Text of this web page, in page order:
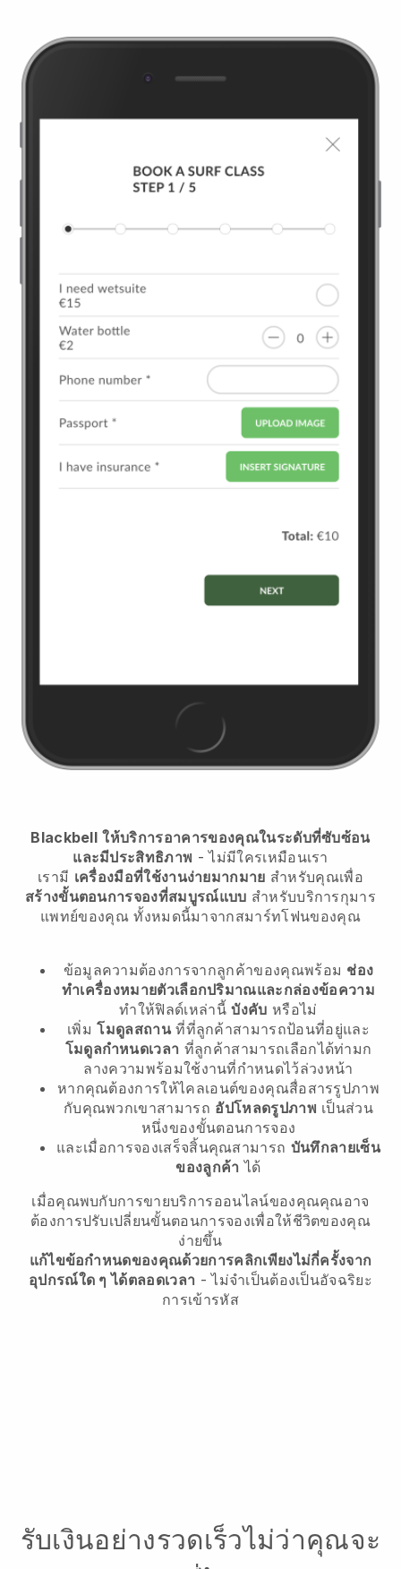
Blackbell ให้บริการอาคารของคุณในระดับที่ซับซ้อน
และมีประสิทธิภาพ - ไม่มีใครเหมือนเรา
เรามี เครื่องมือที่ใช้งานง่ายมากมาย สำหรับคุณเพื่อ
สร้างขั้นตอนการจองที่สมบูรณ์แบบ สำหรับบริการกุมาร
แพทย์ของคุณทั้งหมดนี้มาจากสมาร์ทโฟนของคุณ
ข้อมูลความต้องการจากลูกค้าของคุณพร้อม ช่อง
ทำเครื่องหมายตัวเลือกปริมาณและกล่องข้อความ
ทำให้ฟิลด์เหล่านี้บังคับ หรือไม่
เพิ่มโมดูลสถานที่ที่ลูกค้าสามารถป้อนที่อยู่และ
โมดูลกำหนดเวลา ที่ลูกค้าสามารถเลือกได้ท่ามก
ลางความพร้อมใช้งานที่กำหนดไว้ล่วงหน้า
หากคุณต้องการให้ไคลเอนต์ของคุณสื่อสารรูปภาพ
กับคุณพวกเขาสามารถ อัปโหลดรูปภาพ เป็นส่วน
หนึ่งของขั้นตอนการจอง
และเมื่อการจองเสร็จสิ้นคุณสามารถ บันทึกลายเซ็น
ของลูกค้า ได้
เมื่อคุณพบกับการขายบริการออนไลน์ของคุณคุณอาจ
ต้องการปรับเปลี่ยนขั้นตอนการจองเพื่อให้ชีวิตของคุณ
ง่ายขึ้น
แก้ไขข้อกำหนดของคุณด้วยการคลิกเพียงไม่กี่ครั้งจาก
อุปกรณ์ใด ๆ ได้ตลอดเวลา - ไม่จำเป็นต้องเป็นอัจฉริยะ
การเข้ารหัส
รับเงินอย่างรวดเร็วไม่ว่าคุณจะ